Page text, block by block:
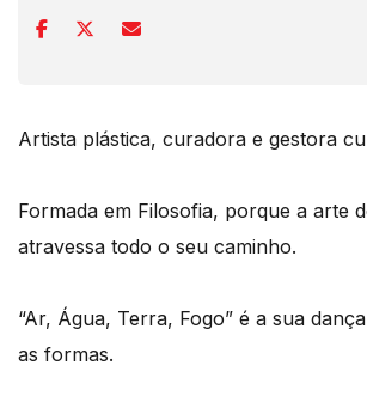
Artista plástica, curadora e gestora
Formada em Filosofia, porque a arte
atravessa todo o seu caminho.
“Ar, Água, Terra, Fogo” é a sua
as formas.